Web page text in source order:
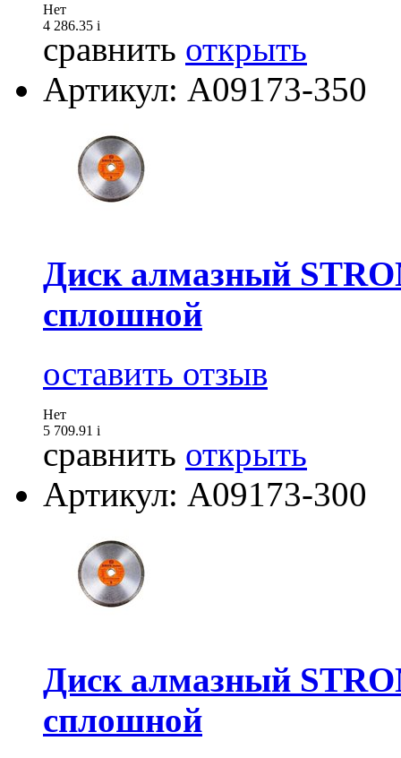
Нет
4 286.35 i
сравнить открыть
Артикул: А09173-350
Диск алмазный
сплошной
оставить отзыв
Нет
5 709.91 i
сравнить открыть
Артикул: А09173-300
Диск алмазный
сплошной